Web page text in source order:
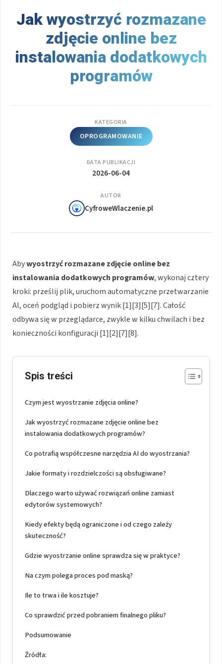
Jak wyostrzyć rozmazane
zdjęcie online bez
instalowania dodatkowych
programów
KATEGORIA
OPROGRAMOWANIE
DATA PUBLIKACJI
2026-06-04
AUTOR
CyfroweWlaczenie.pl
Abywyostrzyć rozmazane zdjęcie onlinebez
instalowania dodatkowych programów, wykonaj cztery
kroki: prześlij plik, uruchom automatyczne przetwarzanie
AI, oceń podgląd i pobierz wynik [1][3][5][7]. Całość
odbywa się w przeglądarce, zwykle w kilku chwilach i bez
konieczności konfiguracji [1][2][7][8].
Spis treści
Czym jest wyostrzanie zdjęcia online?
Jak wyostrzyć rozmazane zdjęcie online bez
instalowania dodatkowych programów?
Co potrafią współczesne narzędzia AI do wyostrzania?
Jakie formaty i rozdzielczości są obsługiwane?
Dlaczego warto używać rozwiązań online zamiast
edytorów systemowych?
Kiedy efekty będą ograniczone i od czego zależy
skuteczność?
Gdzie wyostrzanie online sprawdza się w praktyce?
Na czym polega proces pod maską?
Ile to trwa i ile kosztuje?
Co sprawdzić przed pobraniem finalnego pliku?
Podsumowanie
Źródła: